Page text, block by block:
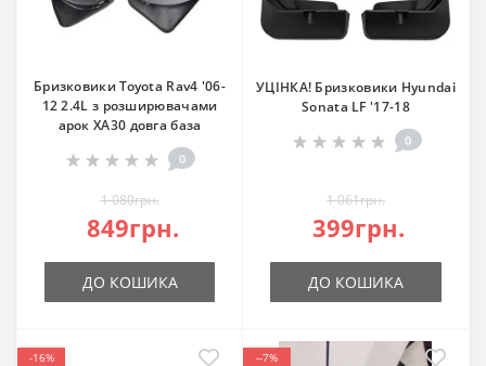
Бризковики Toyota Rav4 '06-
12 2.4L з розширювачами
арок XA30 довга база
0
1 080грн.
849грн.
ДО КОШИКА
УЦІНКА! Бризковики Hyundai
Sonata LF '17-18
0
1 061грн.
399грн.
ДО КОШИКА
-16%
--7%